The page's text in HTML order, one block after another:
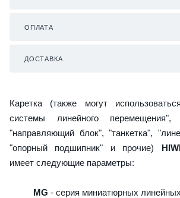
ОПЛАТА
ДОСТАВКА
Каретка (также могут
системы линейного
"направляющий блок", "танкетка",
"опорный подшипник" и прочие)
имеет следующие параметры:
MG - серия миниатюрных